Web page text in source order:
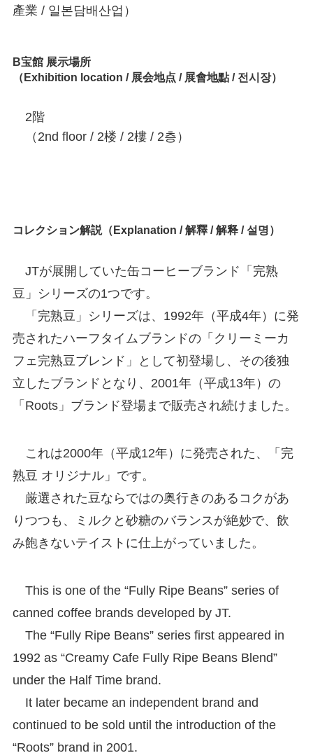
產業 / 일본담배산업）
B宝館 展示場所
（Exhibition location / 展会地点 / 展會地點 / 전시장）
2階
（2nd floor / 2楼 / 2樓 / 2층）
コレクション解説（Explanation / 解釋 / 解释 / 설명）
JTが展開していた缶コーヒーブランド「完熟
豆」シリーズの1つです。
「完熟豆」シリーズは、1992年（平成4年）に発
売されたハーフタイムブランドの「クリーミーカ
フェ完熟豆ブレンド」として初登場し、その後独
立したブランドとなり、2001年（平成13年）の
「Roots」ブランド登場まで販売され続けました。
これは2000年（平成12年）に発売された、「完
熟豆 オリジナル」です。
厳選された豆ならではの奥行きのあるコクがあ
りつつも、ミルクと砂糖のバランスが絶妙で、飲
み飽きないテイストに仕上がっていました。
This is one of the “Fully Ripe Beans” series of
canned coffee brands developed by JT.
The “Fully Ripe Beans” series first appeared in
1992 as “Creamy Cafe Fully Ripe Beans Blend”
under the Half Time brand.
It later became an independent brand and
continued to be sold until the introduction of the
“Roots” brand in 2001.